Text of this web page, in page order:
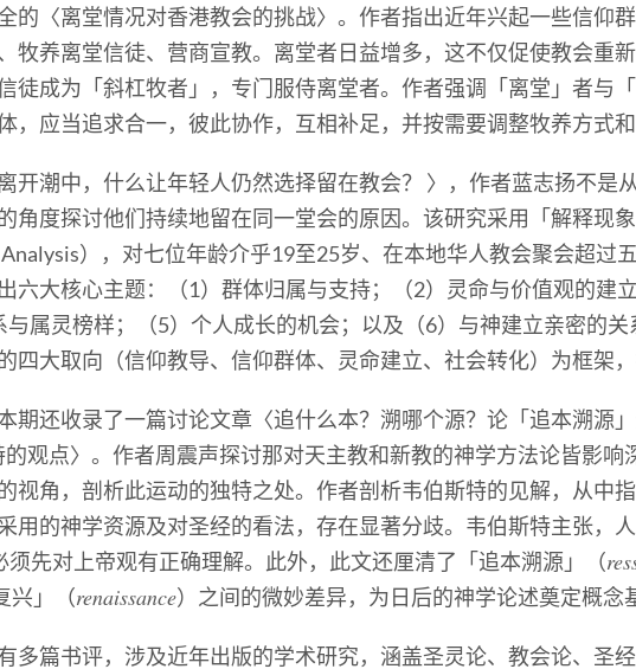
的〈离堂情况对香港教会的挑战〉。作者指出近年兴起一些信仰
牧养离堂信徒、营商宣教。离堂者日益增多，这不仅促使教会重
徒成为「斜杠牧者」，专门服侍离堂者。作者强调「离堂」者与
，应当追求合一，彼此协作，互相补足，并按需要调整牧养方式和
开潮中，什么让年轻人仍然选择留在教会？ 〉，作者蓝志扬不是
角度探讨他们持续地留在同一堂会的原因。该研究采用「解释现
），对七位年龄介乎19至25岁、在本地华人教会聚会超过
六大核心主题：（1）群体归属与支持；（2）灵命与价值观的建
属灵榜样；（5）个人成长的机会；以及（6）与神建立亲密的
四大取向（信仰教导、信仰群体、灵命建立、社会转化）为框架，
期还收录了一篇讨论文章〈追什么本？溯哪个源？论「追本溯源
观点〉。作者周震声探讨那对天主教和新教的神学方法论皆影响
视角，剖析此运动的独特之处。作者剖析韦伯斯特的见解，从中
用的神学资源及对圣经的看法，存在显著分歧。韦伯斯特主张，
须先对上帝观有正确理解。此外，此文还厘清了「追本溯源」（
兴」（renaissance）之间的微妙差异，为日后的神学论述奠定概念
多篇书评，涉及近年出版的学术研究，涵盖圣灵论、教会论、圣